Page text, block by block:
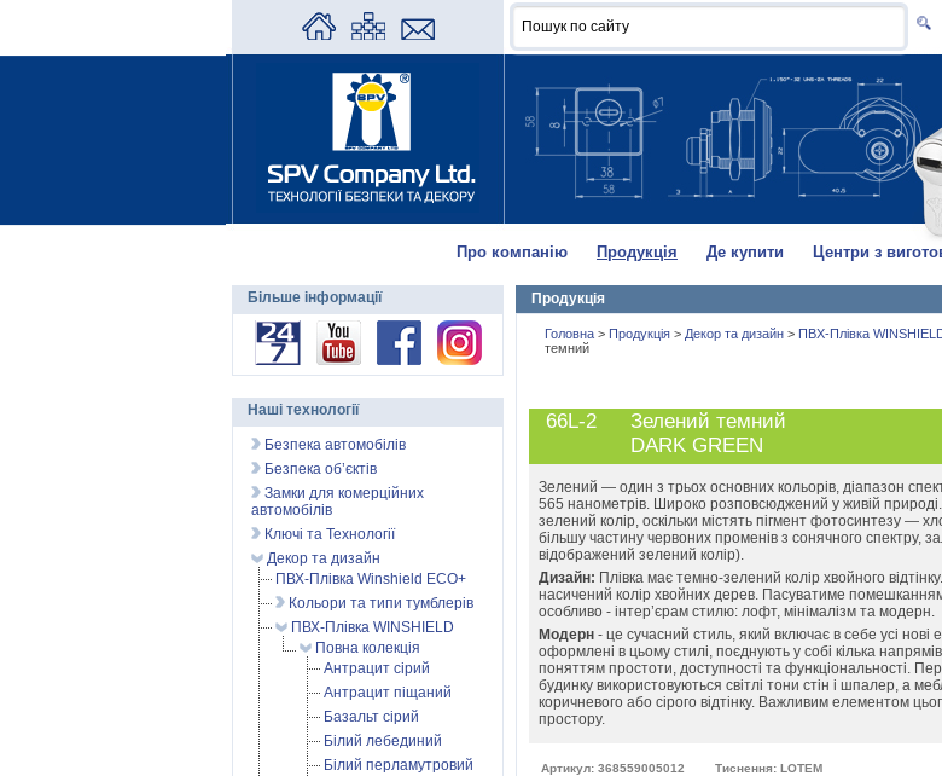
Про компанію Продукція Де купити Центри з
Продукція
Головна > Продукція > Декор та дизайн > ПВХ-Плівка
темний
66L-2
Зелений темний
DARK GREEN
Зелений — один з трьох основних кольорів, діапазон
565 нанометрів. Широко розповсюджений у живій
зелений колір, оскільки містять пігмент фотосинтезу —
більшу частину червоних променів з сонячного спектру,
відображений зелений колір).
Дизайн: Плівка має темно-зелений колір хвойного
насичений колір хвойних дерев. Пасуватиме
особливо - інтер’єрам стилю: лофт, мінімалізм та модерн.
Модерн - це сучасний стиль, який включає в себе усі нові
оформлені в цьому стилі, поєднують у собі кілька
поняттям простоти, доступності та функціональності.
будинку використовуються світлі тони стін і шпалер, а
коричневого або сірого відтінку. Важливим елементом
простору.
Артикул: 368559005012 Тиснення: LOTEM
Більше інформації
Наші технології
Безпека автомобілів
Безпека об’єктів
Замки для комерційних
автомобілів
Ключі та Технології
Декор та дизайн
ПВХ-Плівка Winshield ECO+
Кольори та типи тумблерів
ПВХ-Плівка WINSHIELD
Повна колекція
Антрацит сірий
Антрацит піщаний
Базальт сірий
Білий лебединий
Білий перламутровий